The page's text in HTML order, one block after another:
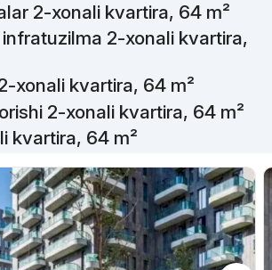
2-xonali kvartira, 64 m²
2-xonali kvartira,
xonali kvartira, 64 m²
2-xonali kvartira, 64 m²
kvartira, 64 m²